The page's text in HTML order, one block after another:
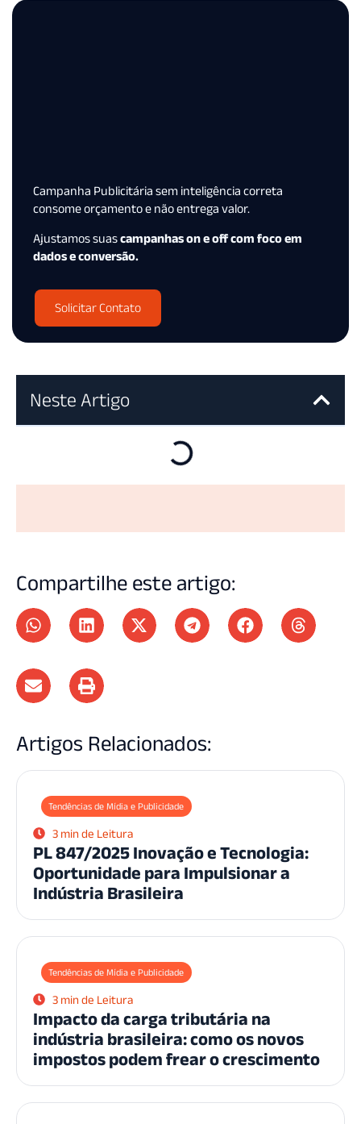
Campanha Publicitária sem inteligência correta
consome orçamento e não entrega valor.
Ajustamos suascampanhas on e off com foco em
dados e conversão.
Solicitar Contato
Neste Artigo
Compartilhe este artigo:
Artigos Relacionados:
Tendências de Mídia e Publicidade
3 min de Leitura
PL 847/2025 Inovação e Tecnologia:
Oportunidade para Impulsionar a
Indústria Brasileira
Tendências de Mídia e Publicidade
3 min de Leitura
Impacto da carga tributária na
indústria brasileira: como os novos
impostos podem frear o crescimento